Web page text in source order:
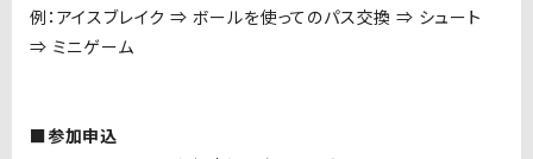
例：アイスブレイク ⇒ ボールを使ってのパス交換 ⇒ シュート
⇒ ミニゲーム
■参加申込